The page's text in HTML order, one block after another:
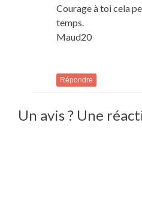
Courage à toi cela
temps.
Maud20
Répondre
Un avis ? Une